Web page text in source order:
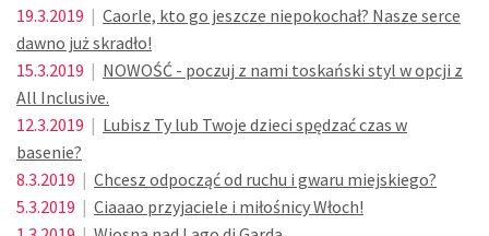
19.3.2019 | Caorle, kto go jeszcze niepokochał? Nasze serce
dawno już skradło!
15.3.2019 | NOWOŚĆ - poczuj z nami toskański styl w opcji z
All Inclusive.
12.3.2019 | Lubisz Ty lub Twoje dzieci spędzać czas w
basenie?
8.3.2019 | Chcesz odpocząć od ruchu i gwaru miejskiego?
5.3.2019 | Ciaaao przyjaciele i miłośnicy Włoch!